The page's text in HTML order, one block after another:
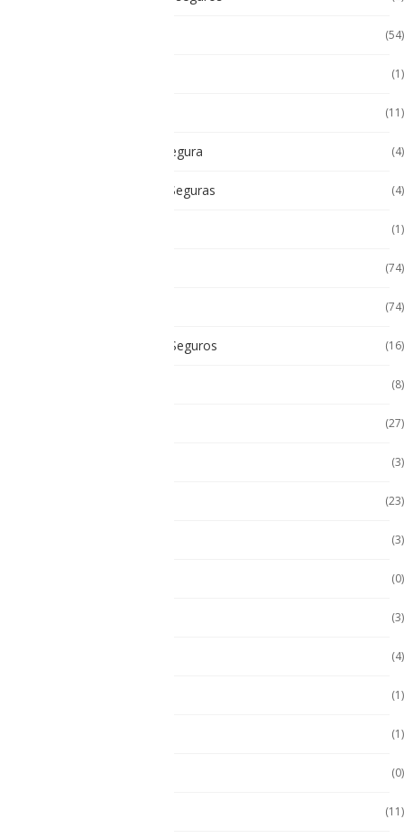
(54)
(1)
(11)
Cámara Intrínsecamente Segura (4)
Cámaras Intrínsecamente Seguras (4)
(1)
(74)
(74)
Celulares Intrínsecamente Seguros (16)
(8)
(27)
(3)
(23)
(3)
(0)
(3)
(4)
(1)
(1)
(0)
(11)